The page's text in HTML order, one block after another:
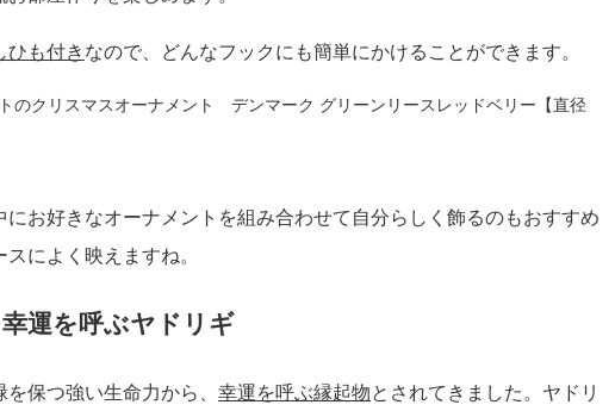
ひも付き なので、どんなフックにも簡単にかけることができます。
グリーンリースレッドベリー【直径
お好きなオーナメントを組み合わせて自分らしく飾るのもおすすめ
によく映えますね。
運を呼ぶヤドリギ
保つ強い生命力から、 幸運を呼ぶ縁起物とされてきました。ヤドリ